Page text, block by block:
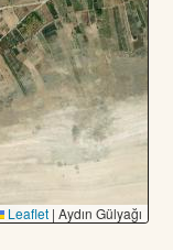
Leaflet | Aydın Gülyağı